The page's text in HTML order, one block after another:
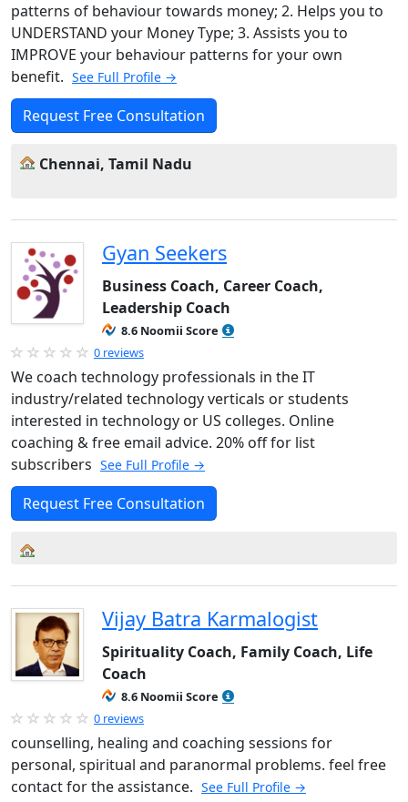
patterns of behaviour towards money; 2. Helps you to
UNDERSTAND your Money Type; 3. Assists you to
IMPROVE your behaviour patterns for your own
benefit. See Full Profile →
Request Free Consultation
Chennai, Tamil Nadu
Gyan Seekers
Business Coach, Career Coach,
Leadership Coach
8.6 Noomii Score
0 reviews
We coach technology professionals in the IT
industry/related technology verticals or students
interested in technology or US colleges. Online
coaching & free email advice. 20% off for list
subscribers See Full Profile →
Request Free Consultation
Vijay Batra Karmalogist
Spirituality Coach, Family Coach, Life
Coach
8.6 Noomii Score
0 reviews
counselling, healing and coaching sessions for
personal, spiritual and paranormal problems. feel free
contact for the assistance. See Full Profile →